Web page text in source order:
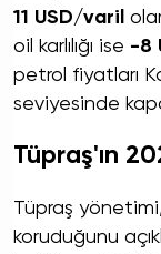
11 USD/varil
oil karlılığı ise -8
petrol fiyatları
seviyesinde
Tüpraş'ın
Tüpraş
koruduğunu